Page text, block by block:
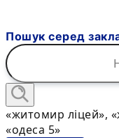
Пошук серед
«житомир ліцей»,
«одеса 5»